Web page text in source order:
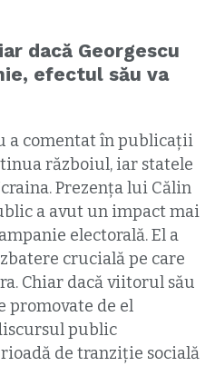
dacă Georgescu
efectul său va
a comentat în publicații
războiul, iar statele
Prezența lui Călin
a avut un impact mai
electorală. El a
crucială pe care
Chiar dacă viitorul său
promovate de el
public
de tranziție socială